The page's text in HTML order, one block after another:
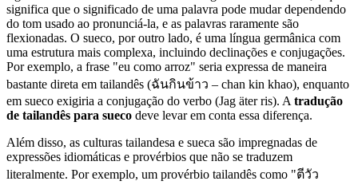
significa que o significado de uma palavra pode mudar dependendo
do tom usado ao pronunciá-la, e as palavras raramente são
flexionadas. O sueco, por outro lado, é uma língua germânica com
uma estrutura mais complexa, incluindo declinações e conjugações.
Por exemplo, a frase "eu como arroz" seria expressa de maneira
bastante direta em tailandês (ฉันกินข้าว – chan kin khao), enquanto
em sueco exigiria a conjugação do verbo (Jag äter ris). A tradução
de tailandês para sueco deve levar em conta essa diferença.
Além disso, as culturas tailandesa e sueca são impregnadas de
expressões idiomáticas e provérbios que não se traduzem
literalmente. Por exemplo, um provérbio tailandês como "ตีวัว